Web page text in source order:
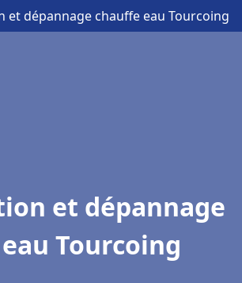
et dépannage chauffe eau Tourcoing
et dépannage
Tourcoing